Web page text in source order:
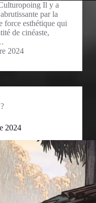
Il y a
par la
force esthétique qui
de cinéaste,
2024
2024